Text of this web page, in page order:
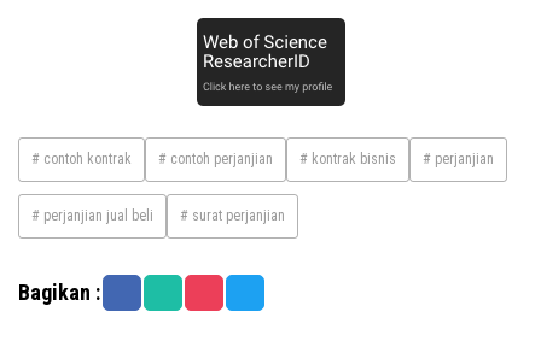
# contoh kontrak # contoh perjanjian # kontrak bisnis # perjanjian
# perjanjian jual beli # surat perjanjian
Bagikan :